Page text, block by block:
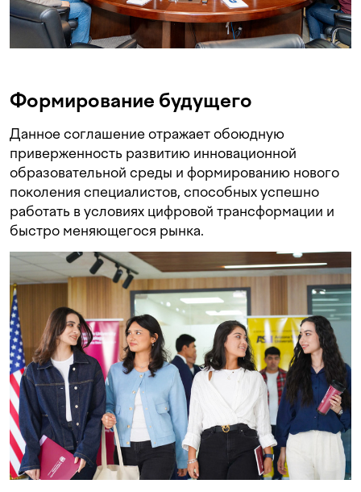
Формирование будущего
Данное соглашение отражает обоюдную
приверженность развитию инновационной
образовательной среды и формированию нового
поколения специалистов, способных успешно
работать в условиях цифровой трансформации и
быстро меняющегося рынка.